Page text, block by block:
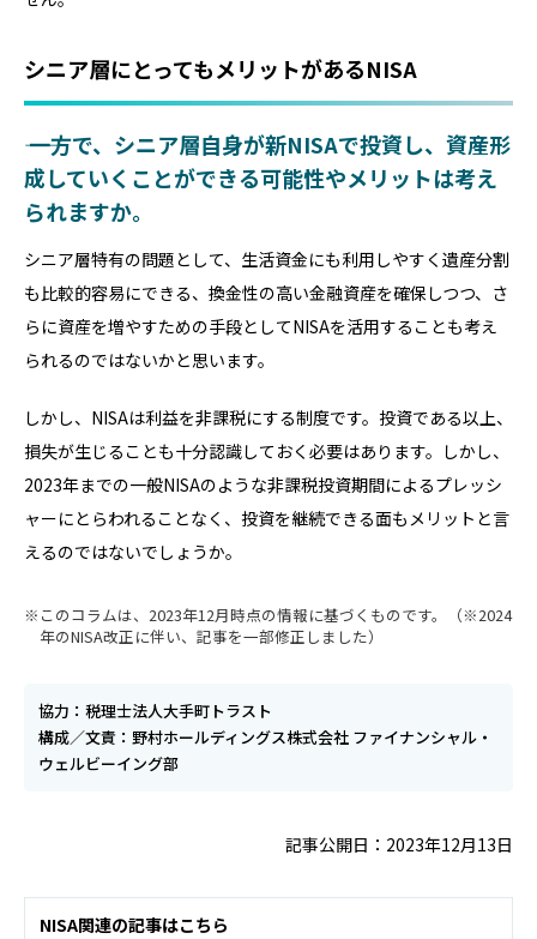
シニア層にとってもメリットがあるNISA
―― 一方で、シニア層自身が新NISAで投資し、資産形
成していくことができる可能性やメリットは考え
られますか。
シニア層特有の問題として、生活資金にも利用しやすく遺産分割
も比較的容易にできる、換金性の高い金融資産を確保しつつ、さ
らに資産を増やすための手段としてNISAを活用することも考え
られるのではないかと思います。
しかし、NISAは利益を非課税にする制度です。投資である以上、
損失が生じることも十分認識しておく必要はあります。しかし、
2023年までの一般NISAのような非課税投資期間によるプレッシ
ャーにとらわれることなく、投資を継続できる面もメリットと言
えるのではないでしょうか。
このコラムは、2023年12月時点の情報に基づくものです。（※2024
年のNISA改正に伴い、記事を一部修正しました）
協力：税理士法人大手町トラスト
構成／文責：野村ホールディングス株式会社 ファイナンシャル・
ウェルビーイング部
記事公開日：2023年12月13日
NISA関連の記事はこちら